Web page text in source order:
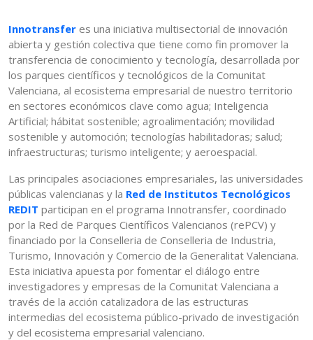
Innotransfer es una iniciativa multisectorial de innovación
abierta y gestión colectiva que tiene como fin promover la
transferencia de conocimiento y tecnología, desarrollada por
los parques científicos y tecnológicos de la Comunitat
Valenciana, al ecosistema empresarial de nuestro territorio
en sectores económicos clave como agua; Inteligencia
Artificial; hábitat sostenible; agroalimentación; movilidad
sostenible y automoción; tecnologías habilitadoras; salud;
infraestructuras; turismo inteligente; y aeroespacial.
Las principales asociaciones empresariales, las universidades
públicas valencianas y la Red de Institutos Tecnológicos
REDIT participan en el programa Innotransfer, coordinado
por la Red de Parques Científicos Valencianos (rePCV) y
financiado por la Conselleria de Conselleria de Industria,
Turismo, Innovación y Comercio de la Generalitat Valenciana.
Esta iniciativa apuesta por fomentar el diálogo entre
investigadores y empresas de la Comunitat Valenciana a
través de la acción catalizadora de las estructuras
intermedias del ecosistema público-privado de investigación
y del ecosistema empresarial valenciano.